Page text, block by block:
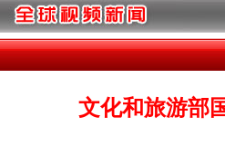
文化和旅游部